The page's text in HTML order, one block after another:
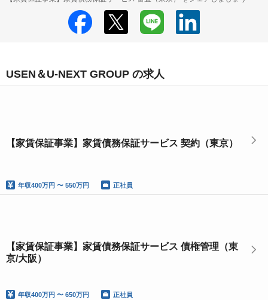
USEN＆U-NEXT GROUP の求人
【家賃保証事業】家賃債務保証サービス 契約（東京）
年収400万円 〜 550万円 正社員
【家賃保証事業】家賃債務保証サービス 債権管理（東
京/大阪）
年収400万円 〜 650万円 正社員